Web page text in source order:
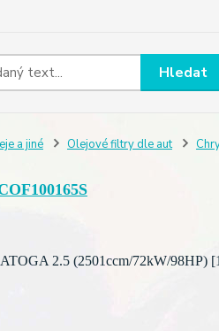
Hledat
a jiné Olejové filtry dle aut
2.5 (2501ccm/72kW/98HP)